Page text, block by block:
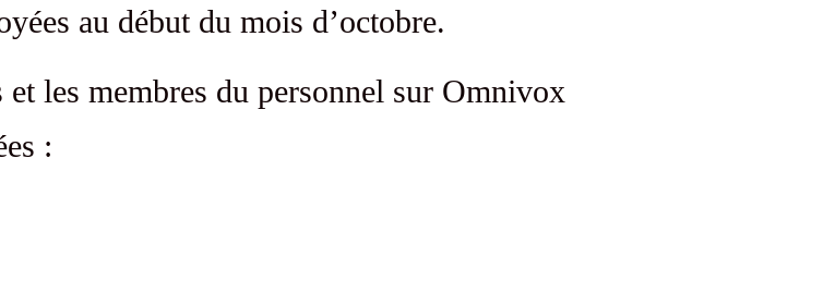
au début du mois d’octobre.
les membres du personnel sur Omnivox
: